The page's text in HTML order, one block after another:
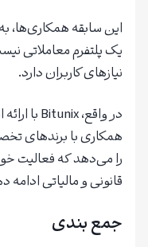
یک پلتفرم معاملاتی
نیازهای کاربران دارد.
در واقع، Bitunix با ارائه ابزارهایی مانند
همکاری با برندهای
را می‌دهد که فعالیت
قانونی و مالیاتی ادامه
جمع‌ بندی